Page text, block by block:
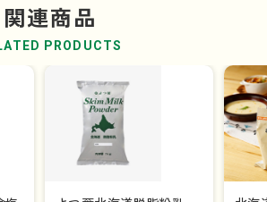
関連商品
PRODUCTS